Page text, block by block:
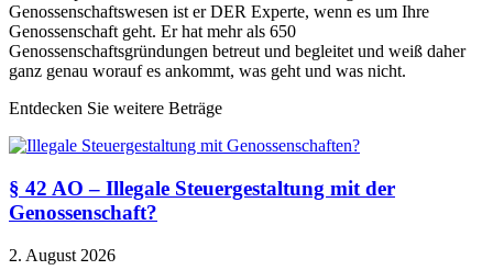
Genossenschaftswesen ist er DER Experte, wenn es um Ihre
Genossenschaft geht. Er hat mehr als 650
Genossenschaftsgründungen betreut und begleitet und weiß daher
ganz genau worauf es ankommt, was geht und was nicht.
Entdecken Sie weitere Beträge
§ 42 AO – Illegale Steuergestaltung mit der
Genossenschaft?
2. August 2026